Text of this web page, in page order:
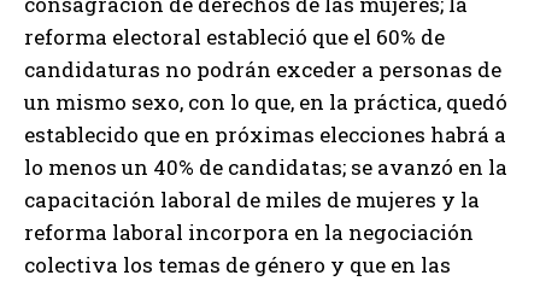
reforma electoral estableció que el 60% de
candidaturas no podrán exceder a personas de
un mismo sexo, con lo que, en la práctica, quedó
establecido que en próximas elecciones habrá a
lo menos un 40% de candidatas; se avanzó en la
capacitación laboral de miles de mujeres y la
reforma laboral incorpora en la negociación
colectiva los temas de género y que en las